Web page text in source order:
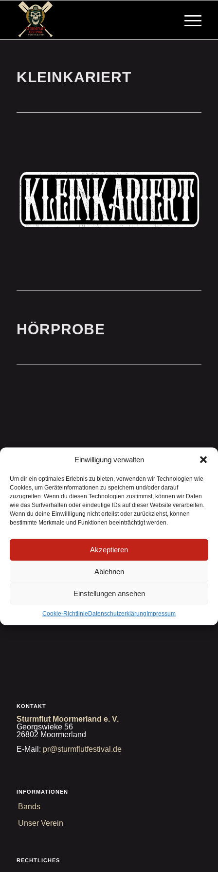
Einwilligung verwalten
Um dir ein optimales Erlebnis zu bieten, verwenden wir Technologien wie
Cookies, um Geräteinformationen zu speichern und/oder darauf
zuzugreifen. Wenn du diesen Technologien zustimmst, können wir Daten
wie das Surfverhalten oder eindeutige IDs auf dieser Website verarbeiten.
Wenn du deine Einwillligung nicht erteilst oder zurückziehst, können
bestimmte Merkmale und Funktionen beeinträchtigt werden.
Akzeptieren
Ablehnen
Einstellungen ansehen
Cookie-RichtlinieDatenschutzerklärungImpressum
KLEINKARIERT
HÖRPROBE
und rockigen Sound!
Ostfriesland!
KONTAKT
Sturmflut Moormerland e. V.
Georgswieke 56
26802 Moormerland
E-Mail: pr@sturmflutfestival.de
INFORMATIONEN
Bands
Unser Verein
RECHTLICHES
Widerrufsformular
Widerruf bestätigen